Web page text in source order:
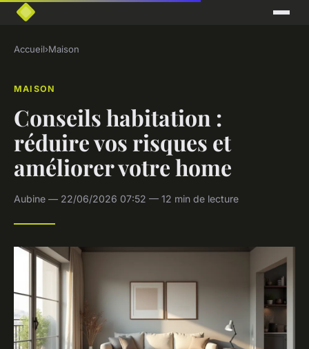
Accueil›Maison
MAISON
Conseils habitation :
réduire vos risques et
améliorer votre home
Aubine — 22/06/2026 07:52 — 12 min de lecture